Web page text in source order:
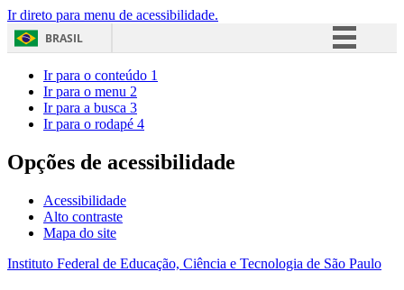
Ir direto para menu de acessibilidade.
BRASIL
Acesso à informação
Ir para o conteúdo 1
Ir para o menu 2
Ir para a busca 3
Ir para o rodapé 4
Opções de acessibilidade
Acessibilidade
Alto contraste
Mapa do site
Instituto Federal de Educação, Ciência e Tecnologia de São Paulo